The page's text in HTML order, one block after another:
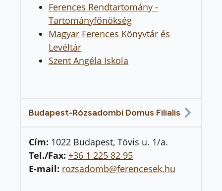
Ferences Rendtartomány -
Tartományfőnökség
Magyar Ferences Könyvtár és
Levéltár
Szent Angéla Iskola
Budapest-Rózsadombi Domus Filialis
Cím: 1022 Budapest, Tövis u. 1/a.
Tel./Fax: +36 1 225 82 95
E-mail: rozsadomb@ferencesek.hu